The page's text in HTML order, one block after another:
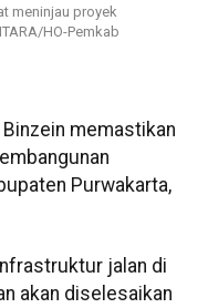
meninjau proyek
HO-Pemkab
memastikan
Purwakarta,
jalan di
akan diselesaikan